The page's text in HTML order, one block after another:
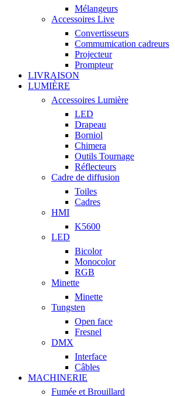
Mélangeurs
Accessoires Live
Convertisseurs
Commumication cadreurs
Projecteur
Prompteur
LIVRAISON
LUMIÈRE
Accessoires Lumière
LED
Drapeau
Borniol
Chimera
Outils Tournage
Réflecteurs
Cadre de diffusion
Toiles
Cadres
HMI
K5600
LED
Bicolor
Monocolor
RGB
Minette
Minette
Tungsten
Open face
Fresnel
DMX
Interface
Câbles
MACHINERIE
Fumée et Brouillard